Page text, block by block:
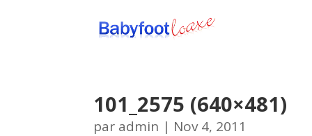
101_2575 (640×481)
par admin | Nov 4, 2011